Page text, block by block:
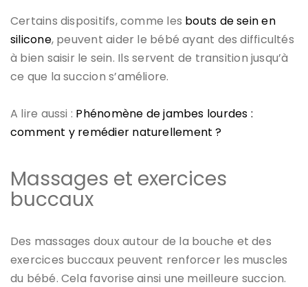
Certains dispositifs, comme les bouts de sein en
silicone, peuvent aider le bébé ayant des difficultés
à bien saisir le sein. Ils servent de transition jusqu’à
ce que la succion s’améliore.
A lire aussi : Phénomène de jambes lourdes :
comment y remédier naturellement ?
Massages et exercices
buccaux
Des massages doux autour de la bouche et des
exercices buccaux peuvent renforcer les muscles
du bébé. Cela favorise ainsi une meilleure succion.